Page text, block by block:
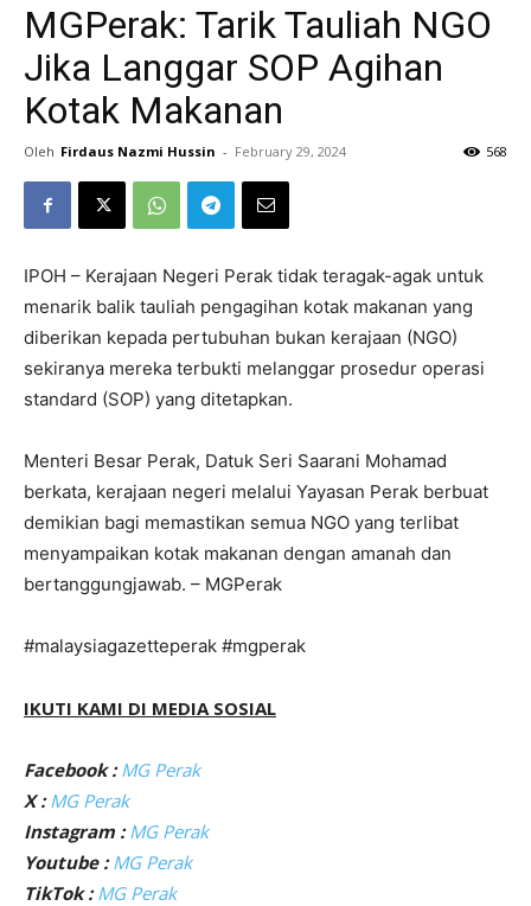
MGPerak: Tarik Tauliah NGO
Jika Langgar SOP Agihan
Kotak Makanan
Oleh Firdaus Nazmi Hussin - February 29, 2024 568
IPOH – Kerajaan Negeri Perak tidak teragak-agak untuk
menarik balik tauliah pengagihan kotak makanan yang
diberikan kepada pertubuhan bukan kerajaan (NGO)
sekiranya mereka terbukti melanggar prosedur operasi
standard (SOP) yang ditetapkan.
Menteri Besar Perak, Datuk Seri Saarani Mohamad
berkata, kerajaan negeri melalui Yayasan Perak berbuat
demikian bagi memastikan semua NGO yang terlibat
menyampaikan kotak makanan dengan amanah dan
bertanggungjawab. – MGPerak
#malaysiagazetteperak #mgperak
IKUTI KAMI DI MEDIA SOSIAL
Facebook : MG Perak
X : MG Perak
Instagram : MG Perak
Youtube : MG Perak
TikTok : MG Perak